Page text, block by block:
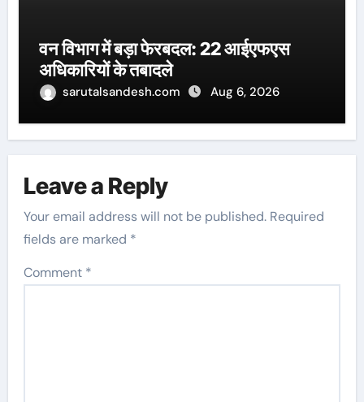
वन विभाग में बड़ा फेरबदल: 22 आईएफएस
अधिकारियों के तबादले
sarutalsandesh.com Aug 6, 2026
Leave a Reply
Your email address will not be published. Required
fields are marked *
Comment *